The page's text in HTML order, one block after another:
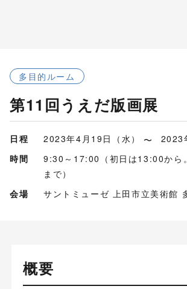
多目的ルーム
第11回うえだ版画展
日程 2023年4月19日（水）
2023
時間
9:30～17:00（初日は13:00から
まで）
会場
サントミューゼ 上田市立美術館
概要